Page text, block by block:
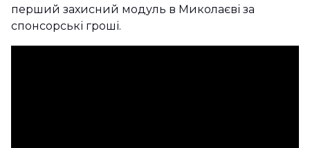
перший захисний модуль в Миколаєві за
спонсорські гроші.